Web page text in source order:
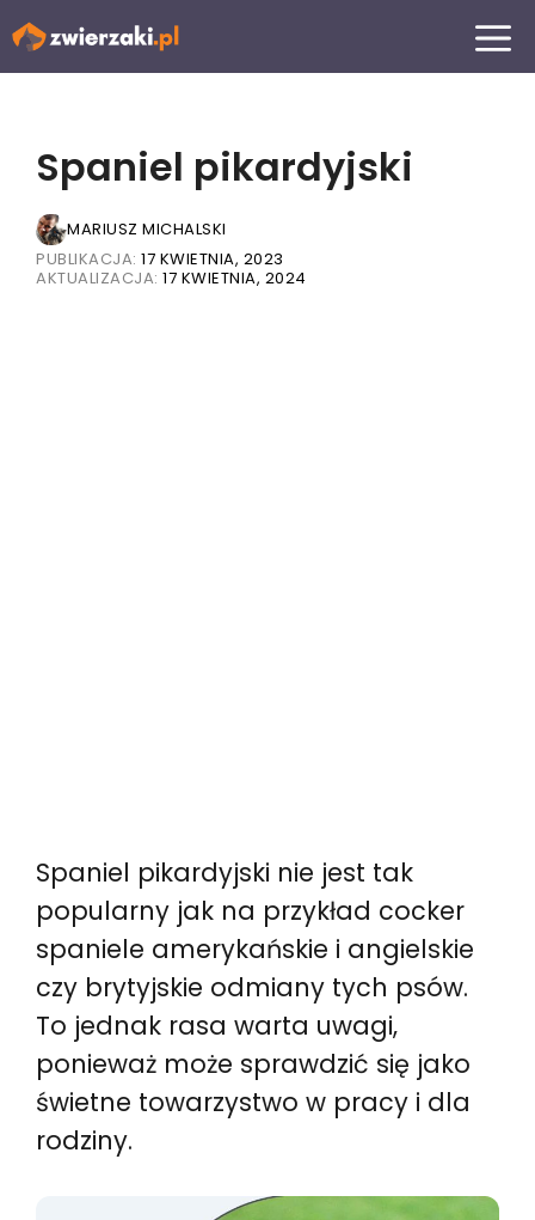
Przejdź
MENU
Spaniel pikardyjski
MARIUSZ MICHALSKI
PUBLIKACJA: 17 KWIETNIA, 2023
AKTUALIZACJA: 17 KWIETNIA, 2024
Spaniel pikardyjski nie jest tak
popularny jak na przykład cocker
spaniele amerykańskie i angielskie
czy brytyjskie odmiany tych psów.
To jednak rasa warta uwagi,
ponieważ może sprawdzić się jako
świetne towarzystwo w pracy i dla
rodziny.